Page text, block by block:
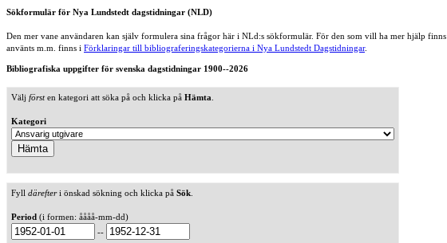
Sökformulär för Nya Lundstedt dagstidningar (NLD)
Den mer vane användaren kan själv formulera sina frågor här i NLd:s sökformulär. För den som vill ha mer hjälp finns
använts m.m. finns i Förklaringar till bibliograferingskategorierna i Nya Lundstedt Dagstidningar.
Bibliografiska uppgifter för svenska dagstidningar 1900--2026
Välj försten kategori att söka på och klicka på Hämta
Kategori
Fyll därefteri önskad sökning och klicka på Sök
Period (i formen: åååå-mm-dd)
--